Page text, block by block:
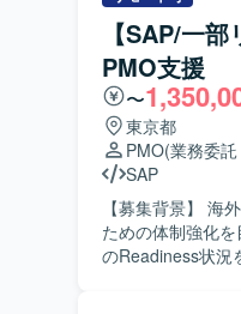
【SAP/一
PMO支援
〜
東京都
PMO(業務委
SAP
【募集背景】 海
ための体制強化を目的として募集
のReadiness状況